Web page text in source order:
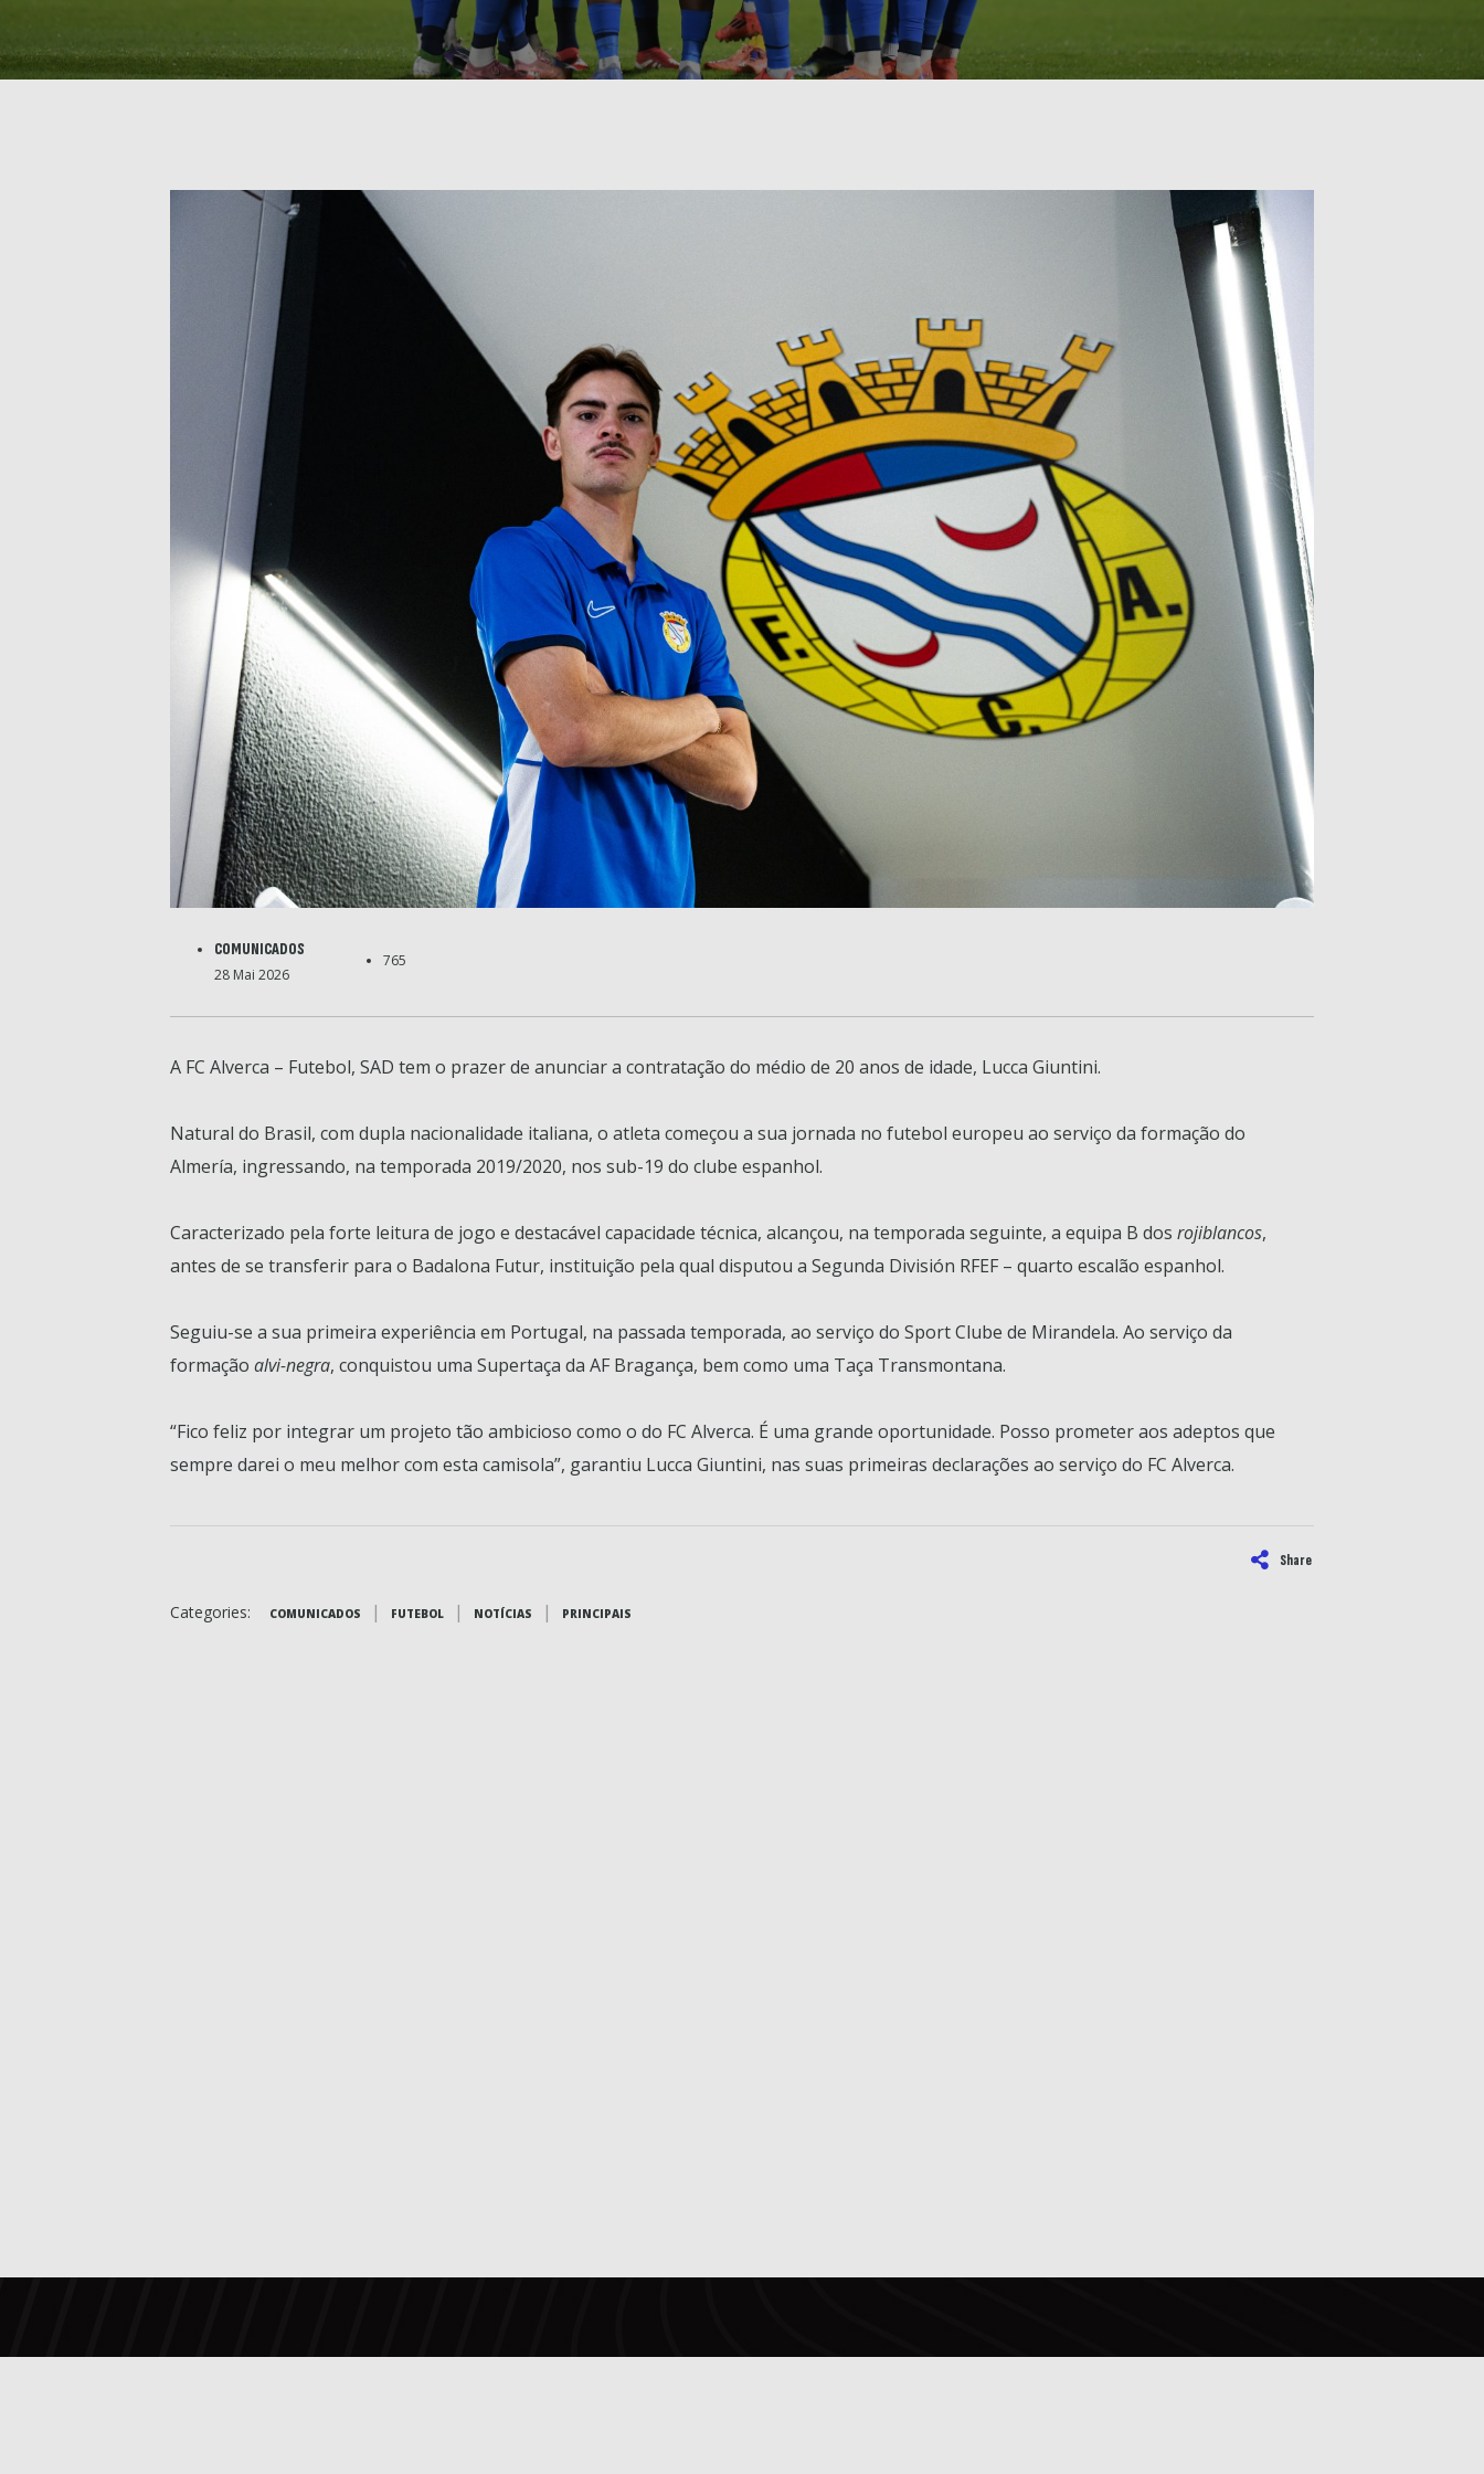
COMUNICADOS
28 Mai 2026
765
A FC Alverca – Futebol, SAD tem o prazer de anunciar a contratação do médio de 20 anos de idade, Lucca Giuntini.
Natural do Brasil, com dupla nacionalidade italiana, o atleta começou a sua jornada no futebol europeu ao serviço da formação do
Almería, ingressando, na temporada 2019/2020, nos sub-19 do clube espanhol.
Caracterizado pela forte leitura de jogo e destacável capacidade técnica, alcançou, na temporada seguinte, a equipa B dos rojiblancos,
antes de se transferir para o Badalona Futur, instituição pela qual disputou a Segunda División RFEF – quarto escalão espanhol.
Seguiu-se a sua primeira experiência em Portugal, na passada temporada, ao serviço do Sport Clube de Mirandela. Ao serviço da
formação alvi-negra, conquistou uma Supertaça da AF Bragança, bem como uma Taça Transmontana.
“Fico feliz por integrar um projeto tão ambicioso como o do FC Alverca. É uma grande oportunidade. Posso prometer aos adeptos que
sempre darei o meu melhor com esta camisola”, garantiu Lucca Giuntini, nas suas primeiras declarações ao serviço do FC Alverca.
Share
Categories: COMUNICADOS | FUTEBOL | NOTÍCIAS | PRINCIPAIS